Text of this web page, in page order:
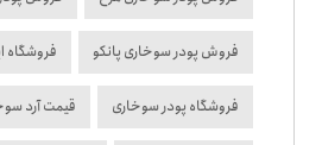
فروش پودر سوخاری پانکو فروشگاه
فروشگاه پودر سوخاری قیمت آرد